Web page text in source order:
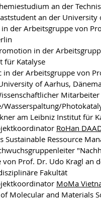
an der
an der University
der Arbeitsgruppe von
in der
für Katalyse
in der Arbeitsgruppe von
of Aarhus,
Wasserspaltung/
am Leibniz Institut für
RoHan
Sustainable Ressource
Prof. Dr. Udo Kragl an
Fakultät
MoMa
Molecular and Materials